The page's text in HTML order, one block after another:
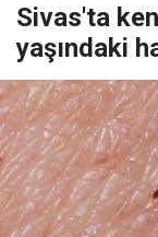
Sivas'ta
yaşındaki